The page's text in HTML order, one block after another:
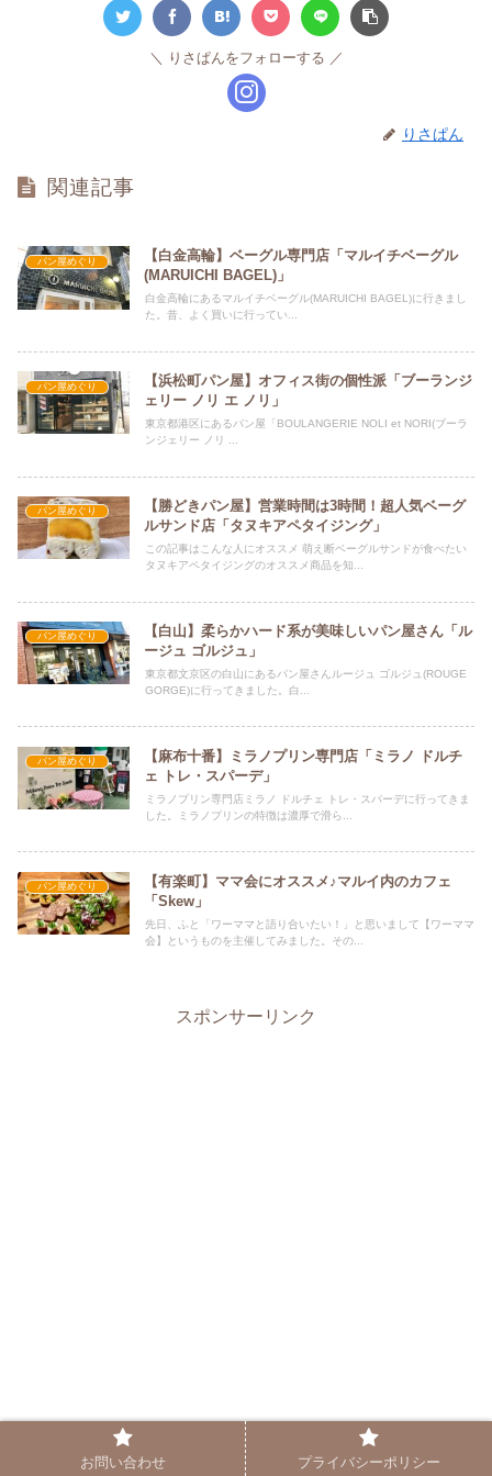
りさぱんをフォローする
りさぱん
関連記事
パン屋めぐり
【白金高輪】ベーグル専門店「マルイチベーグル
(MARUICHI BAGEL)」
白金高輪にあるマルイチベーグル(MARUICHI BAGEL)に行きまし
た。昔、よく買いに行ってい...
パン屋めぐり
【浜松町パン屋】オフィス街の個性派「ブーランジ
ェリー ノリ エ ノリ」
東京都港区にあるパン屋「BOULANGERIE NOLI et NORI(ブーラ
ンジェリー ノリ ...
パン屋めぐり
【勝どきパン屋】営業時間は3時間！超人気ベーグ
ルサンド店「タヌキアペタイジング」
この記事はこんな人にオススメ 萌え断ベーグルサンドが食べたい
タヌキアペタイジングのオススメ商品を知...
パン屋めぐり
【白山】柔らかハード系が美味しいパン屋さん「ル
ージュ ゴルジュ」
東京都文京区の白山にあるパン屋さんルージュ ゴルジュ(ROUGE
GORGE)に行ってきました。白...
パン屋めぐり
【麻布十番】ミラノプリン専門店「ミラノ ドルチ
ェ トレ・スパーデ」
ミラノプリン専門店ミラノ ドルチェ トレ・スパーデに行ってきま
した。ミラノプリンの特徴は濃厚で滑ら...
パン屋めぐり
【有楽町】ママ会にオススメ♪マルイ内のカフェ
「Skew」
先日、ふと「ワーママと語り合いたい！」と思いまして【ワーママ
会】というものを主催してみました。その...
スポンサーリンク
お問い合わせ プライバシーポリシー